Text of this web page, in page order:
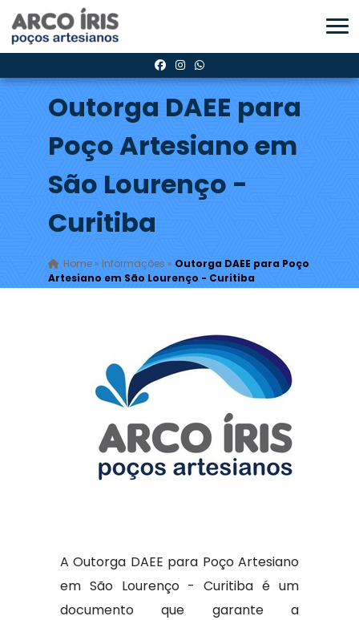
Outorga DAEE para
Poço Artesiano em
São Lourenço -
Curitiba
Home» Informações » Outorga DAEE para Poço
Artesiano em São Lourenço - Curitiba
A Outorga DAEE para Poço Artesiano
em São Lourenço - Curitiba é um
documento que garante a